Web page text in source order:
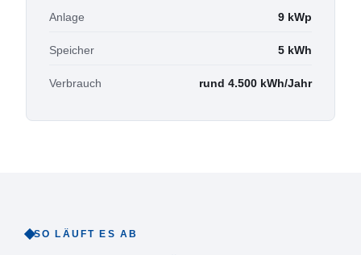
Anlage 9 kWp
Speicher 5 kWh
Verbrauch rund 4.500 kWh/Jahr
SO LÄUFT ES AB